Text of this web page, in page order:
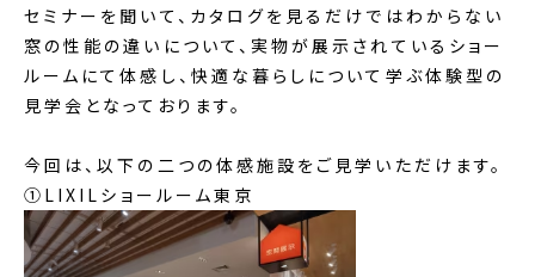
セミナーを聞いて、カタログを見るだけではわからない
窓の性能の違いについて、実物が展示されているショー
ルームにて体感し、快適な暮らしについて学ぶ体験型の
見学会となっております。
今回は、以下の二つの体感施設をご見学いただけます。
①LIXILショールーム東京